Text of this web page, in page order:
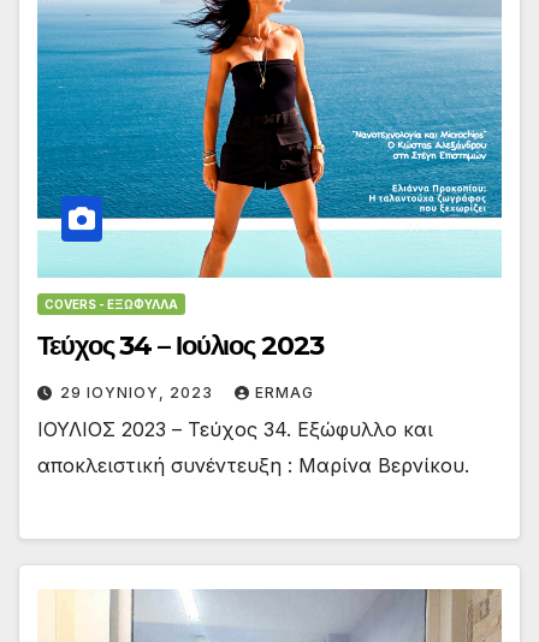
COVERS - ΕΞΏΦΥΛΛΑ
Τεύχος 34 – Ιούλιος 2023
29 ΙΟΥΝΊΟΥ, 2023 ERMAG
ΙΟΥΛΙΟΣ 2023 – Τεύχος 34. Εξώφυλλο και
αποκλειστική συνέντευξη : Μαρίνα Βερνίκου.